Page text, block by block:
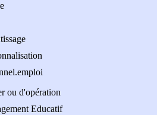
ou d'opération
Educatif